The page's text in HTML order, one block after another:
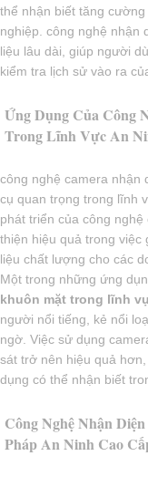
thể nhận biết tăng
nghiệp. công nghệ nhận
liệu lâu dài, giúp người
kiểm tra lịch sử vào ra
Ứng Dụng Của Công
Trong Lĩnh Vực An
công nghệ camera nhận
cụ quan trọng trong lĩnh
phát triển của công
thiện hiệu quả trong việc
liệu chất lượng cho các
Một trong những ứng
khuôn mặt trong lĩnh
người nổi tiếng, kẻ nổi
ngờ. Việc sử dụng
sát trở nên hiệu quả
dụng có thể nhận biết
Công Nghệ Nhận
Pháp An Ninh Cao